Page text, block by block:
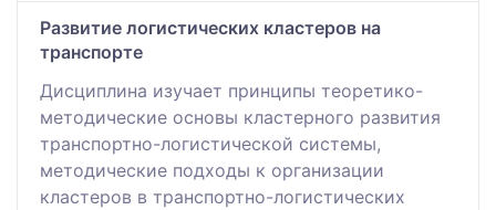
Развитие логистических кластеров на
транспорте
Дисциплина изучает принципы теоретико-
методические основы кластерного развития
транспортно-логистической системы,
методические подходы к организации
кластеров в транспортно-логистических